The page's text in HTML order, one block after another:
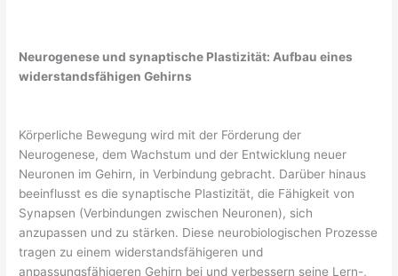
Neurogenese und synaptische Plastizität: Aufbau eines
widerstandsfähigen Gehirns
Körperliche Bewegung wird mit der Förderung der
Neurogenese, dem Wachstum und der Entwicklung neuer
Neuronen im Gehirn, in Verbindung gebracht. Darüber hinaus
beeinflusst es die synaptische Plastizität, die Fähigkeit von
Synapsen (Verbindungen zwischen Neuronen), sich
anzupassen und zu stärken. Diese neurobiologischen Prozesse
tragen zu einem widerstandsfähigeren und
anpassungsfähigeren Gehirn bei und verbessern seine Lern-,